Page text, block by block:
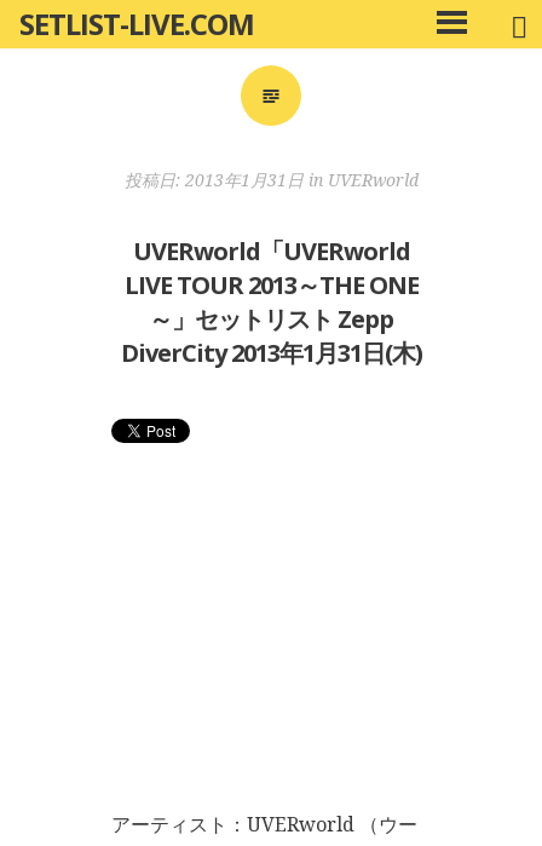
ン
SETLIST-LIVE.COM
メ
イ
投稿日: 2013年1月31日in UVERworld
UVERworld「UVERworld
LIVE TOUR 2013～THE ONE
～」セットリスト Zepp
DiverCity 2013年1月31日(木)
アーティスト：UVERworld （ウー